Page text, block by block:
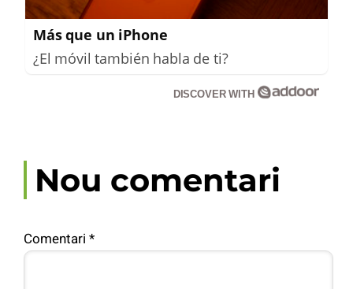
Más que un iPhone
¿El móvil también habla de ti?
DISCOVER WITH
Nou comentari
Comentari *